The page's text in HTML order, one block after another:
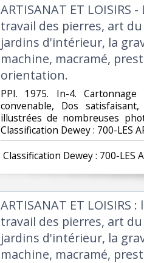
‎ARTISANAT ET LOISIRS
travail des pierres, art
jardins d'intérieur, la
machine, macramé,
orientation.‎
‎PPI. 1975. In-4.
convenable, Dos
illustrées de nombreuses
Classification Dewey : 700-LES
Classification Dewey : 700-LES
‎ARTISANAT ET LOISIRS
travail des pierres, art
jardins d'intérieur, la
machine, macramé,